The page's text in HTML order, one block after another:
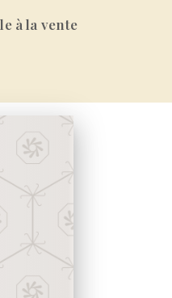
à la vente